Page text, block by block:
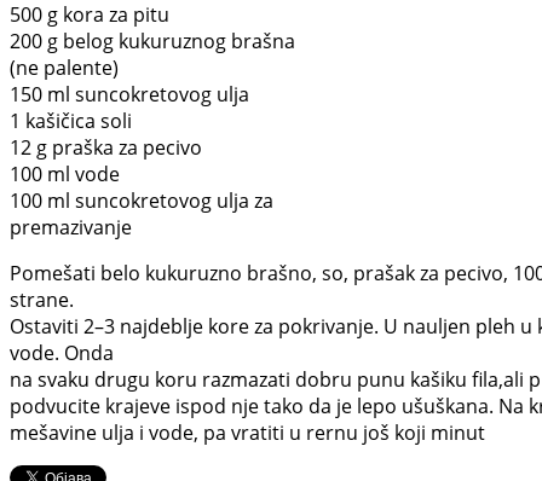
500 g kora za pitu
200 g belog kukuruznog brašna
(ne palente)
150 ml suncokretovog ulja
1 kašičica soli
12 g praška za pecivo
100 ml vode
100 ml suncokretovog ulja za
premazivanje
Pomešati belo kukuruzno brašno, so, prašak za pecivo,
strane.
Ostaviti 2–3 najdeblje kore za pokrivanje. U nauljen pleh
vode. Onda
na svaku drugu koru razmazati dobru punu kašiku fila,ali
podvucite krajeve ispod nje tako da je lepo ušuškana. Na
mešavine ulja i vode, pa vratiti u rernu još koji minut